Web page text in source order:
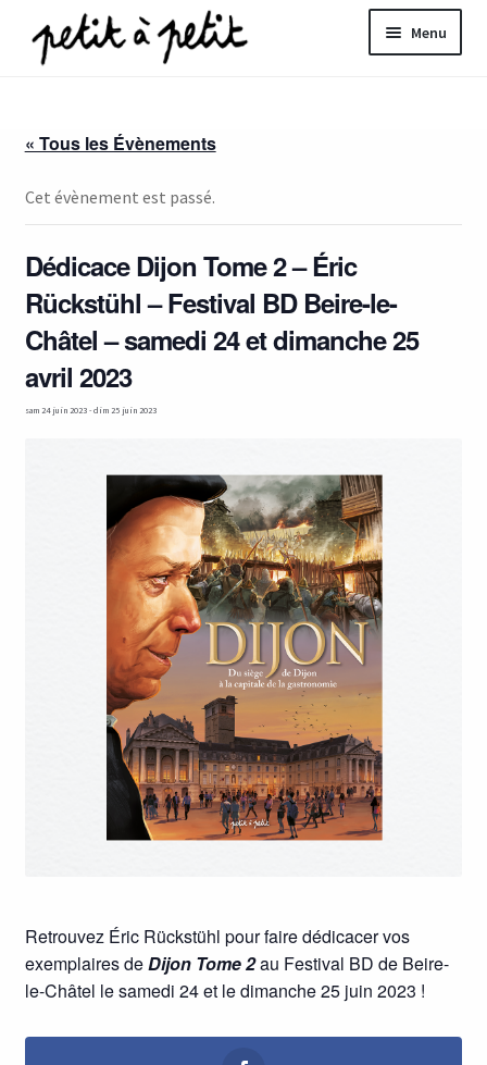
Aller
à
Aller
au
Menu
« Tous les Évènements
Cet évènement est passé.
Dédicace Dijon Tome 2 – Éric
Rückstühl – Festival BD Beire-le-
Châtel – samedi 24 et dimanche 25
avril 2023
sam 24 juin 2023- dim 25 juin 2023
Retrouvez Éric Rückstühl pour faire dédicacer vos
exemplaires deDijon Tome 2au Festival BD de Beire-
le-Châtel le samedi 24 et le dimanche 25 juin 2023 !